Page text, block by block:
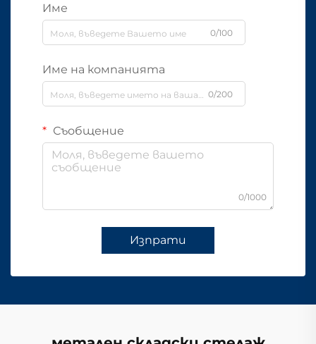
Име
0/100
Име на компанията
0/200
Съобщение
0/1000
Изпрати